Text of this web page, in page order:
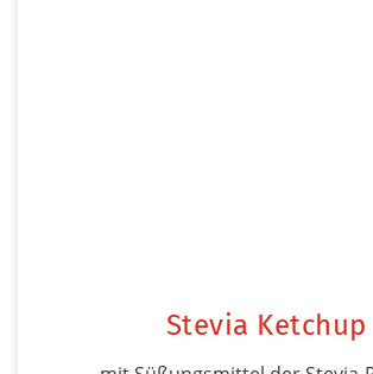
Stevia Ketchup